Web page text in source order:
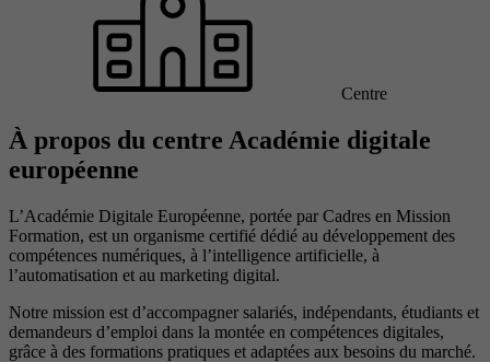
Centre
À propos du centre Académie digitale
européenne
L’Académie Digitale Européenne, portée par Cadres en Mission
Formation, est un organisme certifié dédié au développement des
compétences numériques, à l’intelligence artificielle, à
l’automatisation et au marketing digital.
Notre mission est d’accompagner salariés, indépendants, étudiants et
demandeurs d’emploi dans la montée en compétences digitales,
grâce à des formations pratiques et adaptées aux besoins du marché.